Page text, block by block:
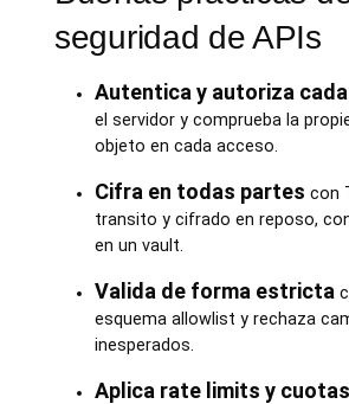
seguridad de APIs
Autentica y autoriza
el servidor y comprueba la
objeto en cada acceso.
Cifra en todas partes con
transito y cifrado en reposo,
en un vault.
Valida de forma estricta
esquema allowlist y rechaza
inesperados.
Aplica rate limits y cuotas